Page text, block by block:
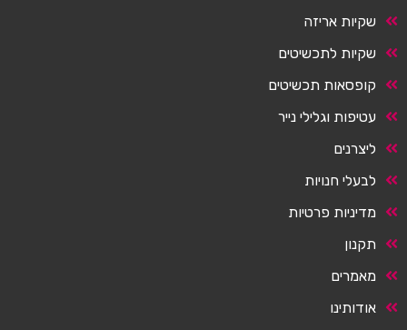
שקיות אריזה
שקיות לתכשיטים
קופסאות תכשיטים
עטיפות וגלילי נייר
ליצרנים
לבעלי חנויות
מדיניות פרטיות
תקנון
מאמרים
אודותינו